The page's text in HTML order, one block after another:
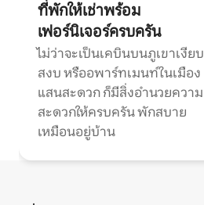
ที่พักให้เช่าพร้อม
เฟอร์นิเจอร์ครบครัน
ไม่ว่าจะเป็นเคบินบนภูเขาเงียบ
สงบ หรืออพาร์ทเมนท์ในเมือง
แสนสะดวก ก็มีสิ่งอำนวยความ
สะดวกให้ครบครัน พักสบาย
เหมือนอยู่บ้าน